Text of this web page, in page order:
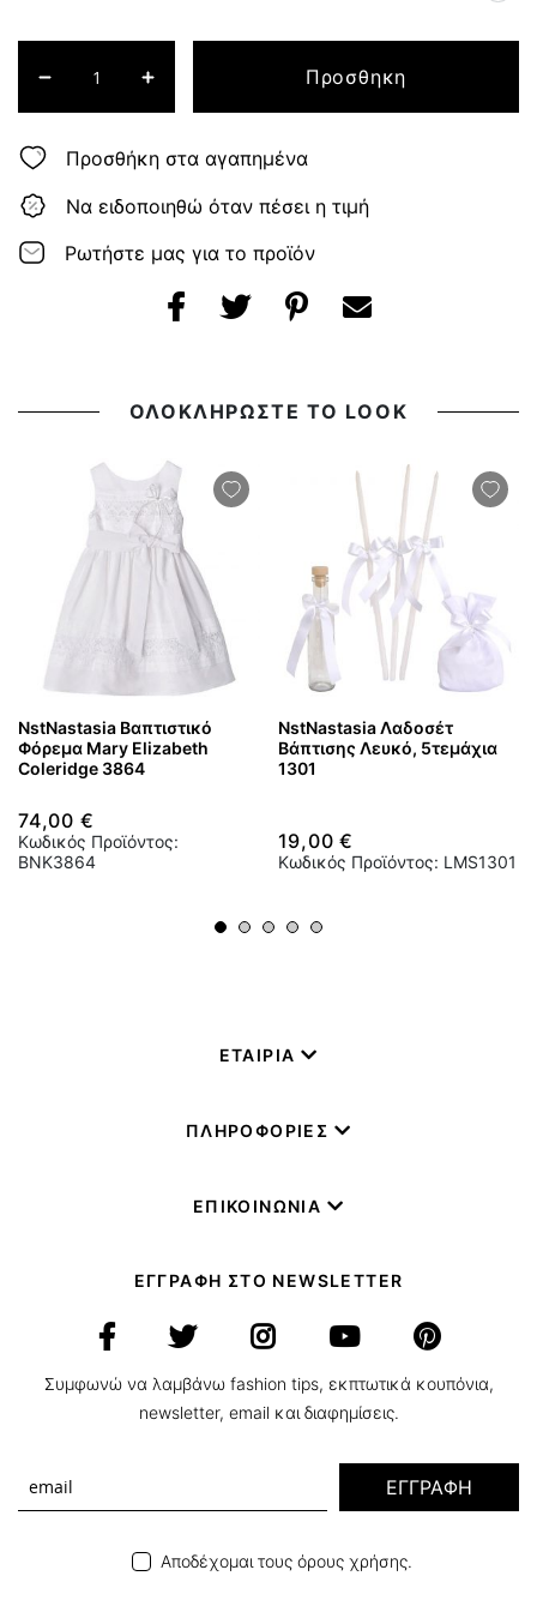
Προσθηκη
Προσθήκη στα αγαπημένα
Να ειδοποιηθώ όταν πέσει η τιμή
Ρωτήστε μας για το προϊόν
ΟΛΟΚΛΗΡΩΣΤΕ ΤΟ LOOK
NstNastasia Βαπτιστικό
Φόρεμα Mary Elizabeth
Coleridge 3864
74,00 €
Κωδικός Προϊόντος:
BNK3864
NstNastasia Λαδοσέτ
Βάπτισης Λευκό, 5τεμάχια
1301
19,00 €
Κωδικός Προϊόντος: LMS1301
ΕΤΑΙΡΙΑ
ΠΛΗΡΟΦΟΡΙΕΣ
ΕΠΙΚΟΙΝΩΝΙΑ
ΕΓΓΡΑΦΗ ΣΤΟ NEWSLETTER
Συμφωνώ να λαμβάνω fashion tips, εκπτωτικά κουπόνια,
newsletter, email και διαφημίσεις.
ΕΓΓΡΑΦΗ
Αποδέχομαι τους όρους χρήσης.